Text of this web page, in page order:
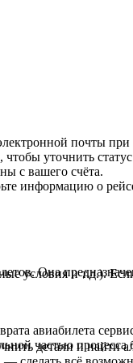
почты
уточнить статус
с вашего счёта.
информацию о
условия и т.д.).
детали и найти
Она
авиабилета
частью